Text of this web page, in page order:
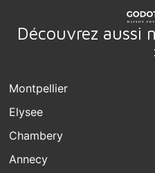
Découvrez aussi
:
Montpellier
Elysee
Chambery
Annecy